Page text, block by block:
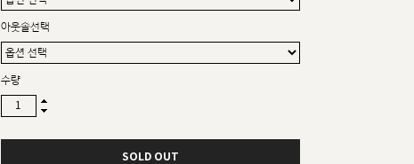
아웃솔선택
수량
SOLD OUT